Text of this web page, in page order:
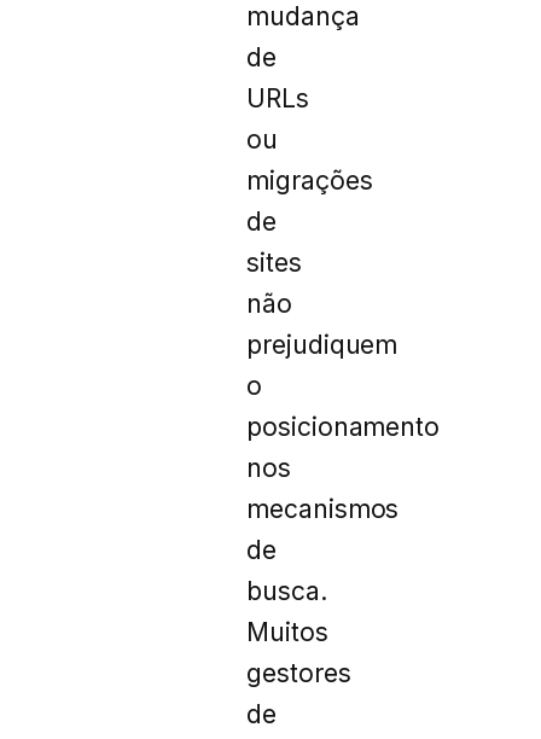
mudança
de
URLs
ou
migrações
de
sites
não
prejudiquem
o
posicionamento
nos
mecanismos
de
busca.
Muitos
gestores
de